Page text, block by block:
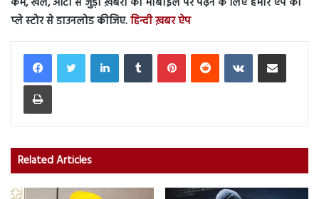
प्ले स्टोर से डाउनलोड कीजिए.हिन्दी ख़बर ऐप
LinkedInTumblr PinterestReddit VKontakteShare via Email
Print
Related Articles